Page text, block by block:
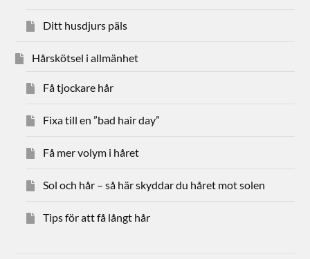
Ditt husdjurs päls
Hårskötsel i allmänhet
Få tjockare hår
Fixa till en ”bad hair day”
Få mer volym i håret
Sol och hår – så här skyddar du håret mot solen
Tips för att få långt hår